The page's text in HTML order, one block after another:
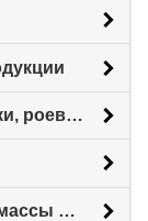
Пчелиные отводки, пчелиные матки, роевни
Пчеловодный инвентарь из пластмассы для пасеки